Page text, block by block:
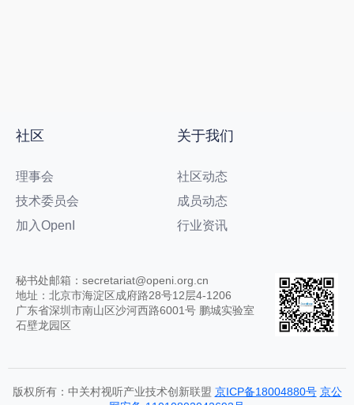
社区
理事会
技术委员会
加入OpenI
关于我们
社区动态
成员动态
行业资讯
秘书处邮箱：secretariat@openi.org.cn
地址：北京市海淀区成府路28号12层4-1206
广东省深圳市南山区沙河西路6001号 鹏城实验室
石壁龙园区
版权所有：中关村视听产业技术创新联盟 京ICP备18004880号 京公